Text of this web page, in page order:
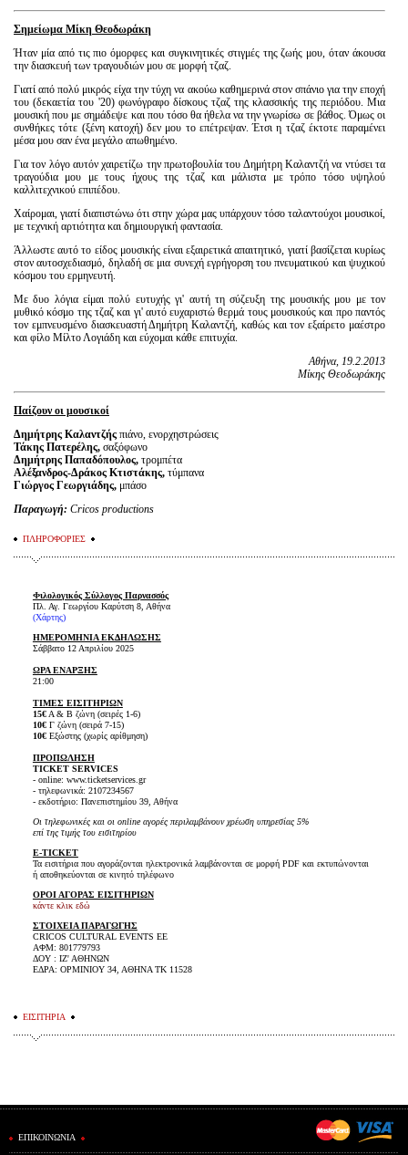
Σημείωμα Μίκη Θεοδωράκη
Ήταν μία από τις πιο όμορφες και συγκινητικές στιγμές της ζωής μου, όταν άκουσα
την διασκευή των τραγουδιών μου σε μορφή τζαζ.
Γιατί από πολύ μικρός είχα την τύχη να ακούω καθημερινά στον σπάνιο για την εποχή
του (δεκαετία του '20) φωνόγραφο δίσκους τζαζ της κλασσικής της περιόδου. Μια
μουσική που με σημάδεψε και που τόσο θα ήθελα να την γνωρίσω σε βάθος. Όμως οι
συνθήκες τότε (ξένη κατοχή) δεν μου το επέτρεψαν. Έτσι η τζαζ έκτοτε παραμένει
μέσα μου σαν ένα μεγάλο απωθημένο.
Για τον λόγο αυτόν χαιρετίζω την πρωτοβουλία του Δημήτρη Καλαντζή να ντύσει τα
τραγούδια μου με τους ήχους της τζαζ και μάλιστα με τρόπο τόσο υψηλού
καλλιτεχνικού επιπέδου.
Χαίρομαι, γιατί διαπιστώνω ότι στην χώρα μας υπάρχουν τόσο ταλαντούχοι μουσικοί,
με τεχνική αρτιότητα και δημιουργική φαντασία.
Άλλωστε αυτό το είδος μουσικής είναι εξαιρετικά απαιτητικό, γιατί βασίζεται κυρίως
στον αυτοσχεδιασμό, δηλαδή σε μια συνεχή εγρήγορση του πνευματικού και ψυχικού
κόσμου του ερμηνευτή.
Με δυο λόγια είμαι πολύ ευτυχής γι' αυτή τη σύζευξη της μουσικής μου με τον
μυθικό κόσμο της τζαζ και γι' αυτό ευχαριστώ θερμά τους μουσικούς και προ παντός
τον εμπνευσμένο διασκευαστή Δημήτρη Καλαντζή, καθώς και τον εξαίρετο μαέστρο
και φίλο Μίλτο Λογιάδη και εύχομαι κάθε επιτυχία.
Αθήνα, 19.2.2013
Μίκης Θεοδωράκης
Παίζουν οι μουσικοί
Δημήτρης Καλαντζής πιάνο, ενορχηστρώσεις
Τάκης Πατερέλης, σαξόφωνο
Δημήτρης Παπαδόπουλος, τρομπέτα
Αλέξανδρος-Δράκος Κτιστάκης, τύμπανα
Γιώργος Γεωργιάδης, μπάσο
Παραγωγή: Cricos productions
ΠΛΗΡΟΦΟΡΙΕΣ
Φιλολογικός Σύλλογος Παρνασσός
Πλ. Αγ. Γεωργίου Καρύτση 8, Αθήνα
(Χάρτης)
ΗΜΕΡΟΜΗΝΙΑ ΕΚΔΗΛΩΣΗΣ
Σάββατο 12 Απριλίου 2025
ΩΡΑ ΕΝΑΡΞΗΣ
21:00
ΤΙΜΕΣ ΕΙΣΙΤΗΡΙΩΝ
15€Α & B ζώνη (σειρές 1-6)
10€Γ ζώνη (σειρά 7-15)
10€Εξώστης (χωρίς αρίθμηση)
ΠΡΟΠΩΛΗΣΗ
TICKET SERVICES
- online: www.ticketservices.gr
- τηλεφωνικά: 2107234567
- εκδοτήριο: Πανεπιστημίου 39, Αθήνα
Οι τηλεφωνικές και οι online αγορές περιλαμβάνουν χρέωση υπηρεσίας 5%
επί της τιμής του εισιτηρίου
E-TICKET
Τα εισιτήρια που αγοράζονται ηλεκτρονικά λαμβάνονται σε μορφή PDF και εκτυπώνονται
ή αποθηκεύονται σε κινητό τηλέφωνο
ΟΡΟΙ ΑΓΟΡΑΣ ΕΙΣΙΤΗΡΙΩΝ
κάντε κλικ εδώ
ΣΤΟΙΧΕΙΑ ΠΑΡΑΓΩΓΗΣ
CRICOS CULTURAL EVENTS ΕΕ
ΑΦΜ: 801779793
ΔΟΥ : ΙΖ' ΑΘΗΝΩΝ
ΕΔΡΑ: ΟΡΜΙΝΙΟΥ 34, ΑΘΗΝΑ ΤΚ 11528
ΕΙΣΙΤΗΡΙΑ
ΕΠΙΚΟΙΝΩΝΙΑ